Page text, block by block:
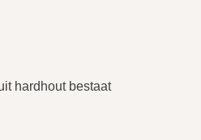
hardhout bestaat